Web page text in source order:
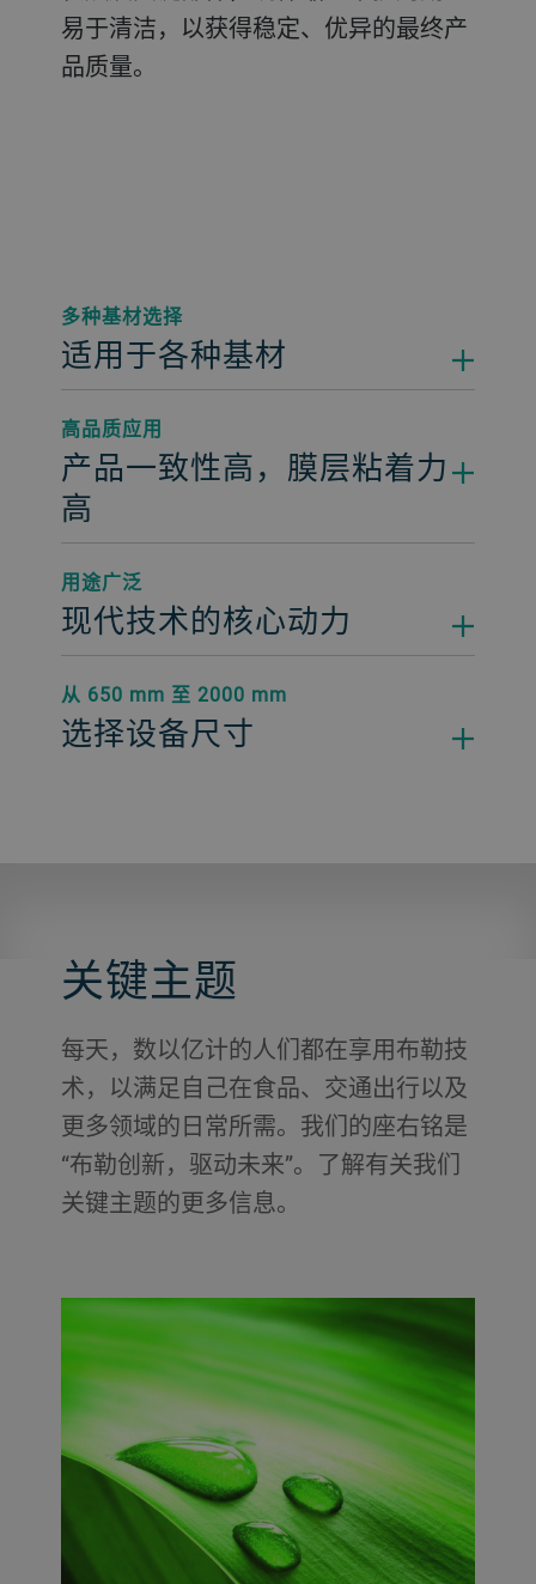
易于清洁，以获得稳定、优异的最终产
品质量。
多种基材选择
适用于各种基材
高品质应用
产品一致性高，膜层粘着力
高
用途广泛
现代技术的核心动力
从 650 mm 至 2000 mm
选择设备尺寸
关键主题
每天，数以亿计的人们都在享用布勒技
术，以满足自己在食品、交通出行以及
更多领域的日常所需。我们的座右铭是
“布勒创新，驱动未来”。了解有关我们
关键主题的更多信息。